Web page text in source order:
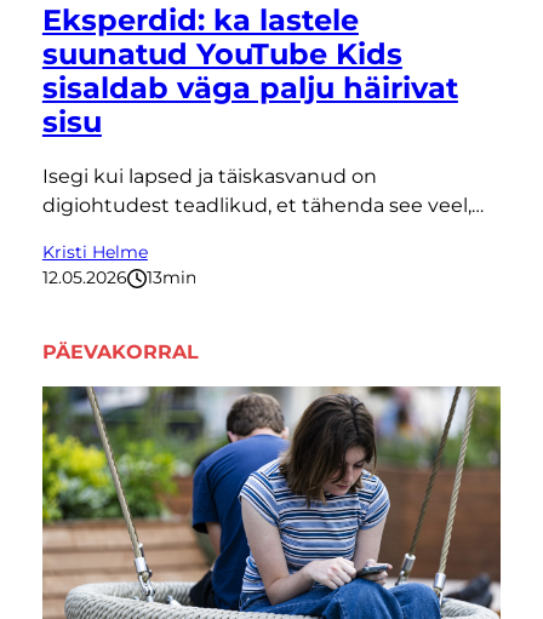
Eksperdid: ka lastele
suunatud YouTube Kids
sisaldab väga palju häirivat
sisu
Isegi kui lapsed ja täiskasvanud on
digiohtudest teadlikud, et tähenda see veel,…
Kristi Helme
12.05.2026
13minutit
PÄEVAKORRAL